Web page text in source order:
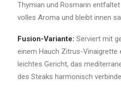
Thymian und Rosmarin
volles Aroma und bleibt innen
Fusion-Variante: Serviert mit
einem Hauch Zitrus-Vinaigrette
leichtes Gericht, das
des Steaks harmonisch